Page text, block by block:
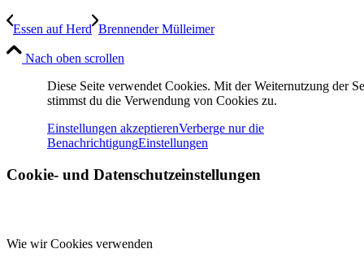
Essen auf Herd Brennender Mülleimer
Nach oben scrollen
Diese Seite verwendet Cookies. Mit der Weiternutzung der
stimmst du die Verwendung von Cookies zu.
Einstellungen akzeptierenVerberge nur die
BenachrichtigungEinstellungen
Cookie- und Datenschutzeinstellungen
Wie wir Cookies verwenden